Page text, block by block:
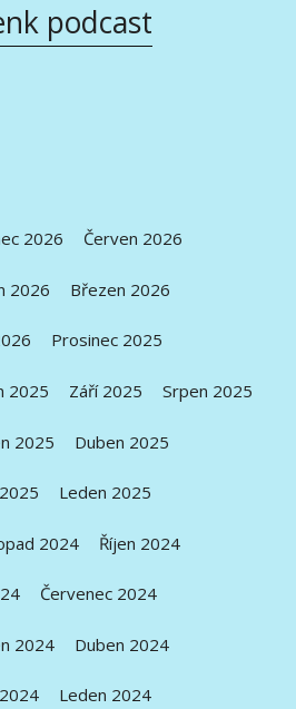
podcast
2026 Červen 2026
2026 Březen 2026
Prosinec 2025
2025 Září 2025 Srpen 2025
2025 Duben 2025
Leden 2025
2024 Říjen 2024
Červenec 2024
2024 Duben 2024
Leden 2024